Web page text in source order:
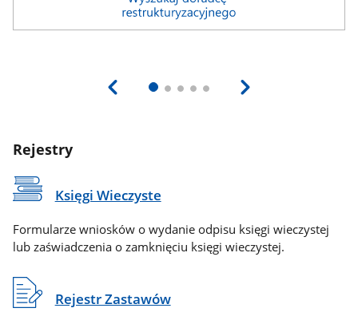
Rejestry
Księgi Wieczyste
Formularze wniosków o wydanie odpisu księgi wieczystej
lub zaświadczenia o zamknięciu księgi wieczystej.
Rejestr Zastawów